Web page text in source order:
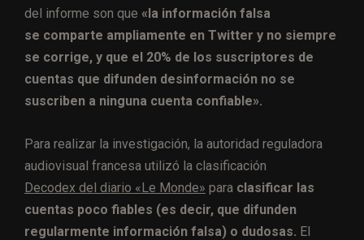
del informe son que «la información falsa
se comparte ampliamente en Twitter y no siempre
se corrige, y que el 20% de los suscriptores de
cuentas que difunden desinformación no se
suscriben a ninguna cuenta confiable».
Para realizar la investigación, la autoridad reguladora
audiovisual francesa utilizó la clasificación
Decodex del diario «Le Monde» para clasificar las
cuentas poco fiables (es decir, que difunden
regularmente información falsa) o dudosas. El